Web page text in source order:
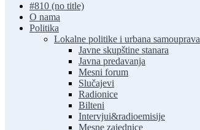
#810 (no title)
O nama
Politika
Lokalne politike i urbana samouprava
Javne skupštine stanara
Javna predavanja
Mesni forum
Slučajevi
Radionice
Bilteni
Intervjui&radioemisije
Mesne zajednice